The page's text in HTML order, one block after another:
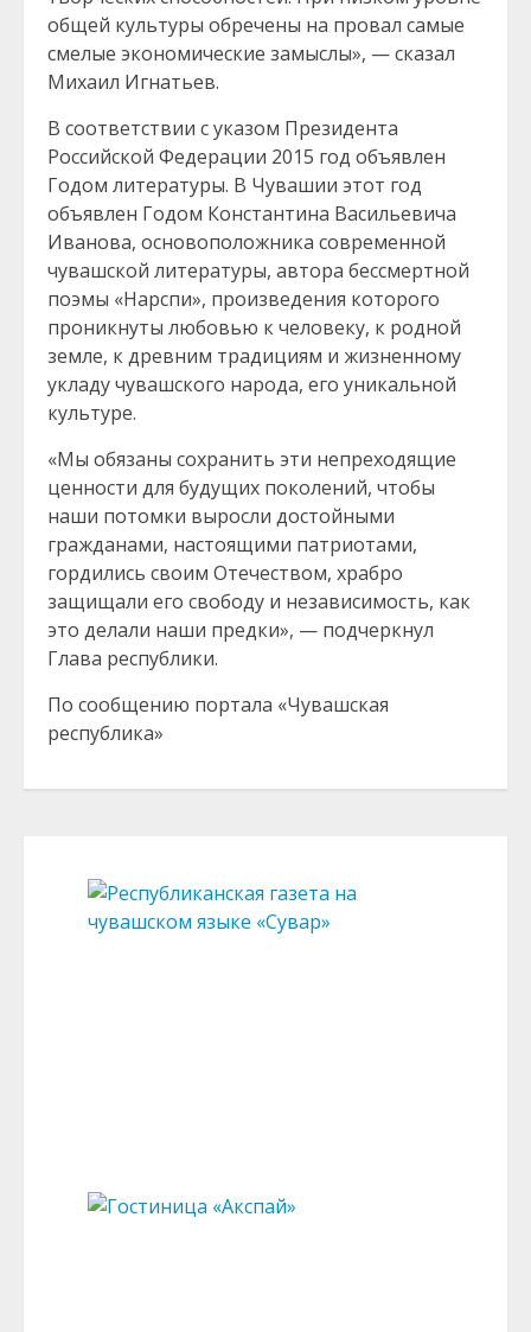
общей культуры обречены на провал самые
смелые экономические замыслы», — сказал
Михаил Игнатьев.
В соответствии с указом Президента
Российской Федерации 2015 год объявлен
Годом литературы. В Чувашии этот год
объявлен Годом Константина Васильевича
Иванова, основоположника современной
чувашской литературы, автора бессмертной
поэмы «Нарспи», произведения которого
проникнуты любовью к человеку, к родной
земле, к древним традициям и жизненному
укладу чувашского народа, его уникальной
культуре.
«Мы обязаны сохранить эти непреходящие
ценности для будущих поколений, чтобы
наши потомки выросли достойными
гражданами, настоящими патриотами,
гордились своим Отечеством, храбро
защищали его свободу и независимость, как
это делали наши предки», — подчеркнул
Глава республики.
По сообщению портала «Чувашская
республика»